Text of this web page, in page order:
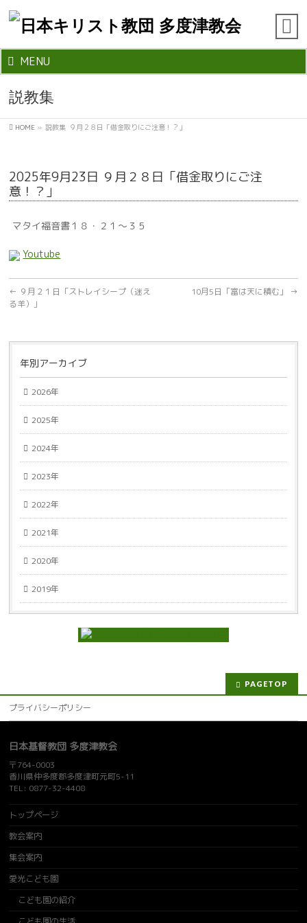
MENU
説教集
HOME » 説教集 ９月２８日「借金取りにご注意！？」
2025年9月23日 ９月２８日「借金取りにご注
意！？」
マタイ福音書１８・２１～３５
Youtube
← ９月２１日「ストレイシープ（迷え
る羊）」
10月5日「富は天に積む」 →
年別アーカイブ
2026年
2025年
2024年
2023年
2022年
2021年
2020年
2019年
PAGETOP
プライバシーポリシー
日本基督教団 多度津教会
〒764-0003
香川県仲多度郡多度津町元町5-11
TEL: 0877-32-4408
トップページ
教会案内
集会案内
愛光こども園
こども園の紹介